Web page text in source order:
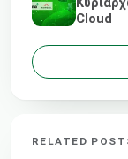
Cloud
RELATED